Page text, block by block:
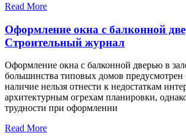
Read More
Оформление окна с балконной
Строительный журнал
Оформление окна с балконной дверью в
большинства типовых домов предусмотрен
наличие нельзя отнести к недостаткам
архитектурным огрехам планировки,
трудности при оформлении
Read More